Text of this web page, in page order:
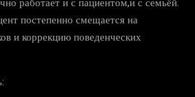
постепенно смещается на
и коррекцию поведенческих